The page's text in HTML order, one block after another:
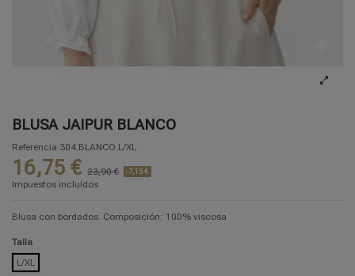
BLUSA JAIPUR BLANCO
Referencia 304.BLANCO.L/XL
16,75 € 23,90 € -7,15 €
Impuestos incluidos
Blusa con bordados. Composición: 100% viscosa
Talla
L/XL